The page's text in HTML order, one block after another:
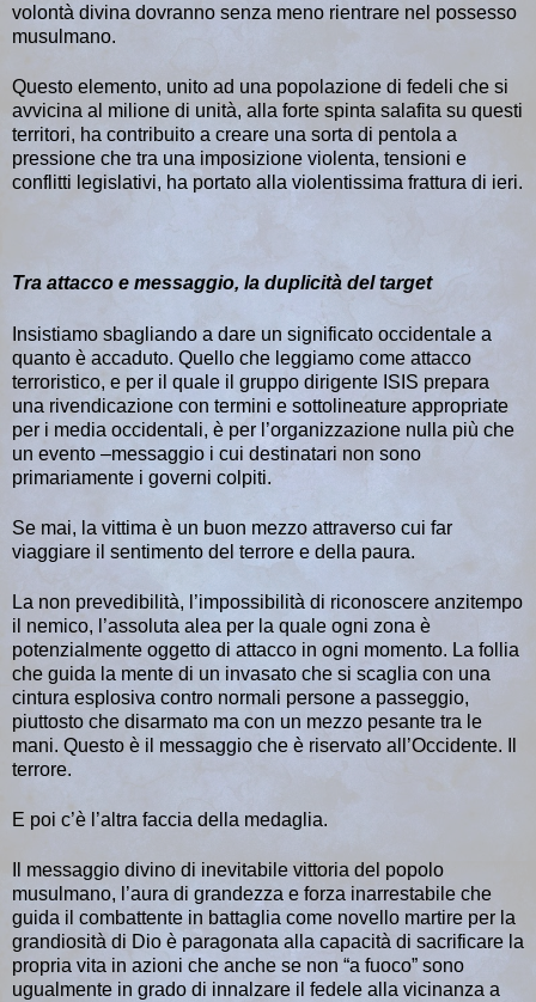
volontà divina dovranno senza meno rientrare nel possesso
musulmano.
Questo elemento, unito ad una popolazione di fedeli che si
avvicina al milione di unità, alla forte spinta salafita su questi
territori, ha contribuito a creare una sorta di pentola a
pressione che tra una imposizione violenta, tensioni e
conflitti legislativi, ha portato alla violentissima frattura di ieri.
Tra attacco e messaggio, la duplicità del target
Insistiamo sbagliando a dare un significato occidentale a
quanto è accaduto. Quello che leggiamo come attacco
terroristico, e per il quale il gruppo dirigente ISIS prepara
una rivendicazione con termini e sottolineature appropriate
per i media occidentali, è per l’organizzazione nulla più che
un evento –messaggio i cui destinatari non sono
primariamente i governi colpiti.
Se mai, la vittima è un buon mezzo attraverso cui far
viaggiare il sentimento del terrore e della paura.
La non prevedibilità, l’impossibilità di riconoscere anzitempo
il nemico, l’assoluta alea per la quale ogni zona è
potenzialmente oggetto di attacco in ogni momento. La follia
che guida la mente di un invasato che si scaglia con una
cintura esplosiva contro normali persone a passeggio,
piuttosto che disarmato ma con un mezzo pesante tra le
mani. Questo è il messaggio che è riservato all’Occidente. Il
terrore.
E poi c’è l’altra faccia della medaglia.
Il messaggio divino di inevitabile vittoria del popolo
musulmano, l’aura di grandezza e forza inarrestabile che
guida il combattente in battaglia come novello martire per la
grandiosità di Dio è paragonata alla capacità di sacrificare la
propria vita in azioni che anche se non “a fuoco” sono
ugualmente in grado di innalzare il fedele alla vicinanza a